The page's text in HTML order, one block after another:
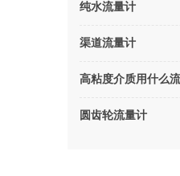
纯水流量计
渠道流量计
高粘度介质用什么
圆齿轮流量计